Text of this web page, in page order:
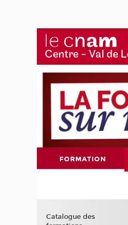
FORMATION
Catalogue des